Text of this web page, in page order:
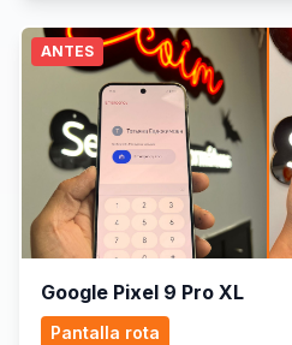
ANTES
Google Pixel 9 Pro XL
Pantalla rota